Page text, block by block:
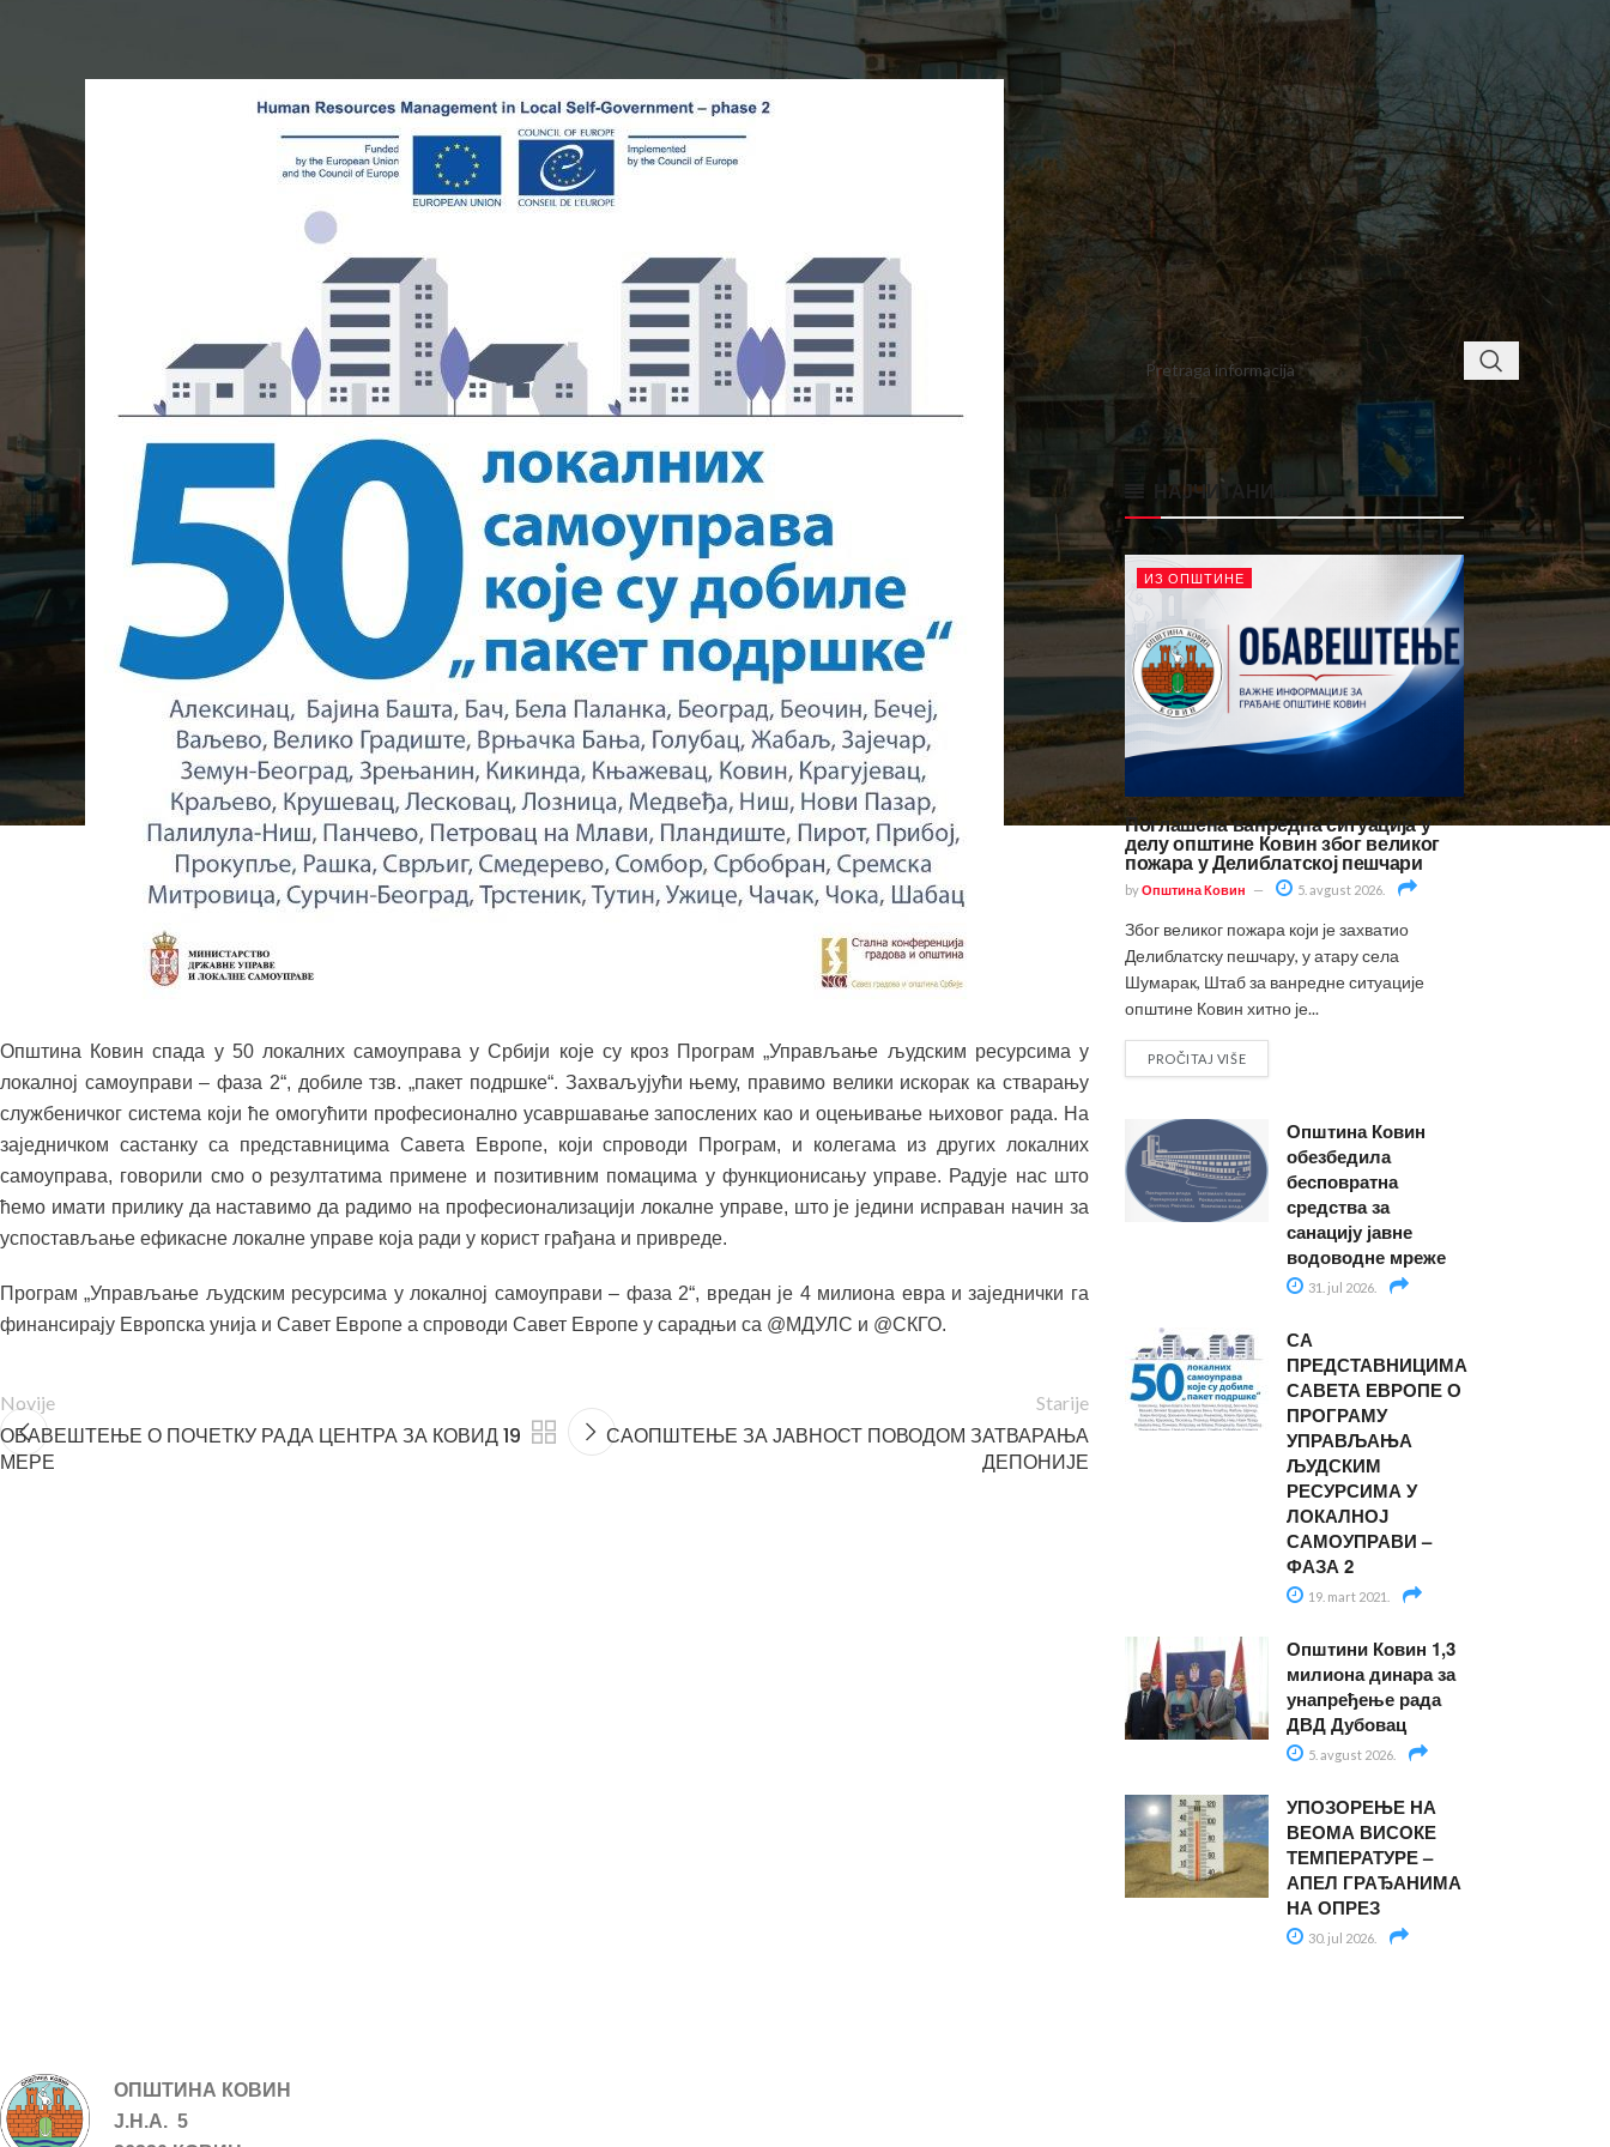
– ФАЗА 2
On 19. mart 2021.
Општина Ковин спада у 50 локалних самоуправа у Србији које су кроз Програм „Управљање људским ресурсима у
локалној самоуправи – фаза 2“, добиле тзв. „пакет подршке“. Захваљујући њему, правимо велики искорак ка стварању
службеничког система који ће омогућити професионално усавршавање запослених као и оцењивање њиховог рада. На
заједничком састанку са представницима Савета Европе, који спроводи Програм, и колегама из других локалних
самоуправа, говорили смо о резултатима примене и позитивним помацима у функционисању управе. Радује нас што
ћемо имати прилику да наставимо да радимо на професионализацији локалне управе, што је једини исправан начин за
успостављање ефикасне локалне управе која ради у корист грађана и привреде.
Програм „Управљање људским ресурсима у локалној самоуправи – фаза 2“, вредан је 4 милиона евра и заједнички га
финансирају Европска унија и Савет Европе а спроводи Савет Европе у сарадњи са @МДУЛС и @СКГО.
Novije
ОБАВЕШТЕЊЕ О ПОЧЕТКУ РАДА ЦЕНТРА ЗА КОВИД 19
МЕРЕ
Starije
САОПШТЕЊЕ ЗА ЈАВНОСТ ПОВОДОМ ЗАТВАРАЊА
ДЕПОНИЈЕ
8 10 13
15 16 17 18 19
22 23 24 25 26 27 28
29 30
31
« feb
apr »
< class="widget-title">ПРОНАЂИТЕ
НАЈЧИТАНИЈЕ
ИЗ ОПШТИНЕ
Поглашена ванредна ситуација у
делу општине Ковин због великог
пожара у Делиблатској пешчари
byОпштина Ковин 5. avgust 2026.
Због великог пожара који је захватио
Делиблатску пешчару, у атару села
Шумарак, Штаб за ванредне ситуације
општине Ковин хитно је...
PROČITAJ VIŠE
Општина Ковин
обезбедила
бесповратна
средства за
санацију јавне
водоводне мреже
31. jul 2026.
СА
ПРЕДСТАВНИЦИМА
САВЕТА ЕВРОПЕ О
ПРОГРАМУ
УПРАВЉАЊА
ЉУДСКИМ
РЕСУРСИМА У
ЛОКАЛНОЈ
САМОУПРАВИ –
ФАЗА 2
19. mart 2021.
Општини Ковин 1,3
милиона динара за
унапређење рада
ДВД Дубовац
5. avgust 2026.
УПОЗОРЕЊЕ НА
ВЕОМА ВИСОКЕ
ТЕМПЕРАТУРЕ –
АПЕЛ ГРАЂАНИМА
НА ОПРЕЗ
30. jul 2026.
ОПШТИНА КОВИН
Ј.Н.А. 5